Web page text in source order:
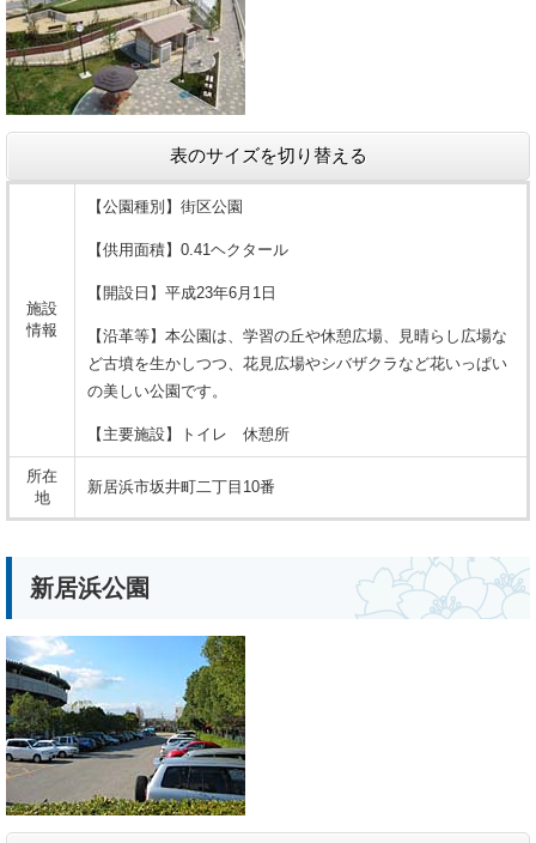
表のサイズを切り替える
施設
情報
【公園種別】街区公園
【供用面積】0.41ヘクタール
【開設日】平成23年6月1日
【沿革等】本公園は、学習の丘や休憩広場、見晴らし広場な
ど古墳を生かしつつ、花見広場やシバザクラなど花いっぱい
の美しい公園です。
【主要施設】トイレ 休憩所
所在
地
新居浜市坂井町二丁目10番
新居浜公園